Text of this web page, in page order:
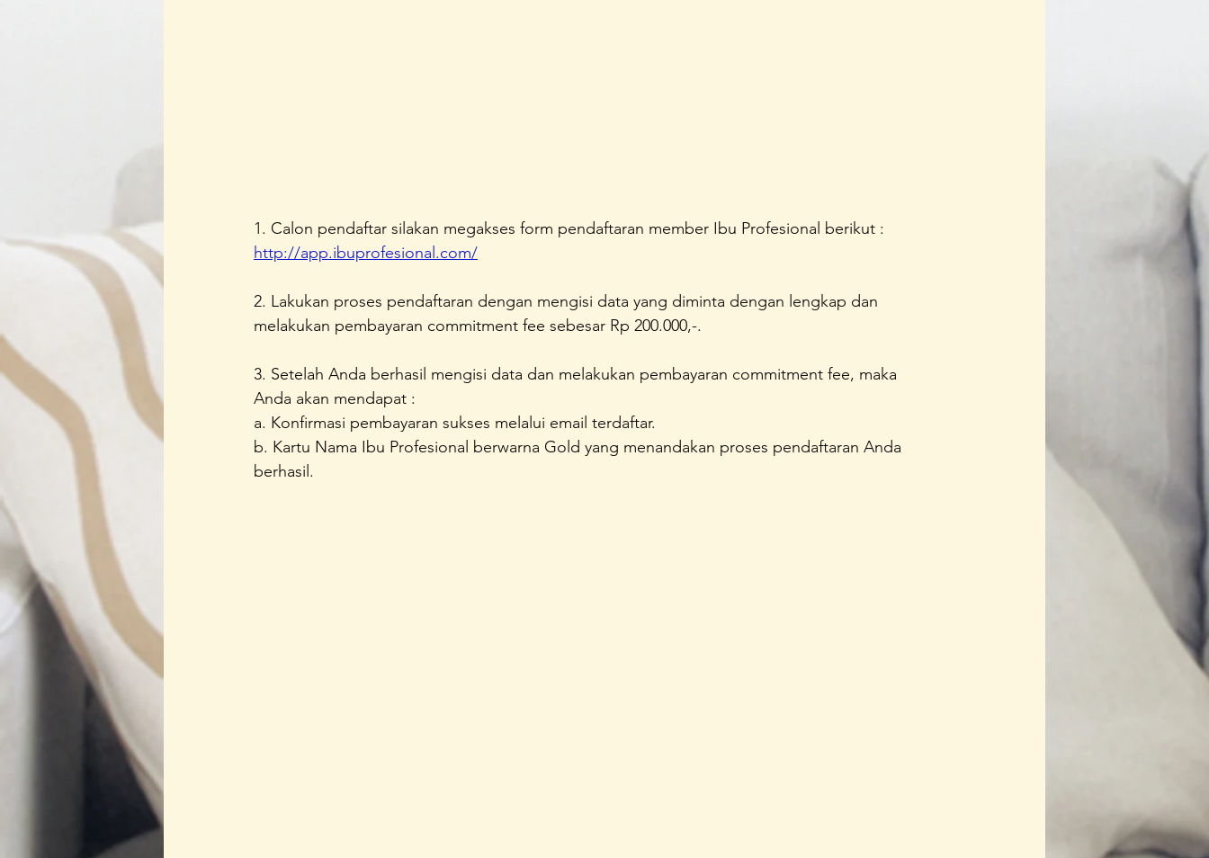
1. Calon pendaftar silakan megakses form pendaftaran member Ibu Profesional berikut :
http://app.ibuprofesional.com/
2. Lakukan proses pendaftaran dengan mengisi data yang diminta dengan lengkap dan
melakukan pembayaran commitment fee sebesar Rp 200.000,-.
3. Setelah Anda berhasil mengisi data dan melakukan pembayaran commitment fee, maka
Anda akan mendapat :
a. Konfirmasi pembayaran sukses melalui email terdaftar.
b. Kartu Nama Ibu Profesional berwarna Gold yang menandakan proses pendaftaran Anda
berhasil.